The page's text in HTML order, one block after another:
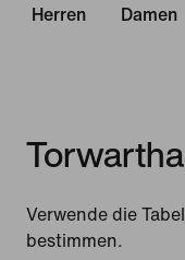
Herren Damen
Verwende die
bestimmen.